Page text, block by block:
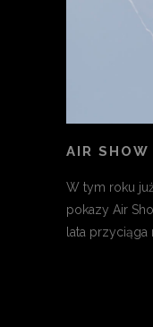
AIR
W tym roku
pokazy Air
lata przyciąga